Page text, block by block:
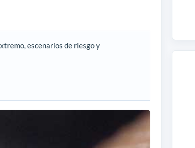
escenarios de riesgo y